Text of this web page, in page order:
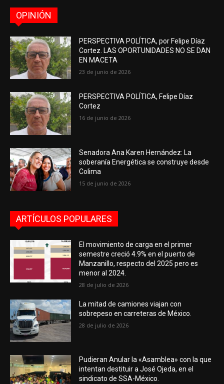
OPINIÓN
PERSPECTIVA POLÍTICA, por Felipe Díaz
Cortez. LAS OPORTUNIDADES NO SE DAN
EN MACETA
23 de junio de 2026
PERSPECTIVA POLÍTICA, Felipe Díaz
Cortez
16 de junio de 2026
Senadora Ana Karen Hernández: La
soberanía Energética se construye desde
Colima
15 de junio de 2026
ARTÍCULOS POPULARES
El movimiento de carga en el primer
semestre creció 4.9% en el puerto de
Manzanillo, respecto del 2025 pero es
menor al 2024.
28 de julio de 2026
La mitad de camiones viajan con
sobrepeso en carreteras de México.
28 de julio de 2026
Pudieran Anular la «Asamblea» con la que
intentan destituir a José Ojeda, en el
sindicato de SSA-México.